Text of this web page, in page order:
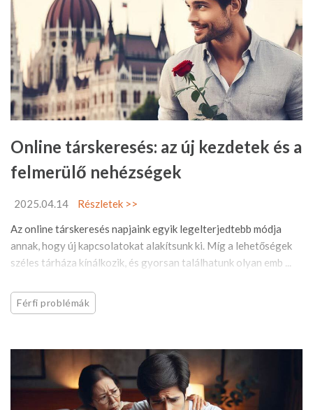
Online társkeresés: az új kezdetek és a
felmerülő nehézségek
2025.04.14
Részletek >>
Az online társkeresés napjaink egyik legelterjedtebb módja
annak, hogy új kapcsolatokat alakítsunk ki. Míg a lehetőségek
széles tárháza kínálkozik, és gyorsan találhatunk olyan emb ...
Férfi problémák